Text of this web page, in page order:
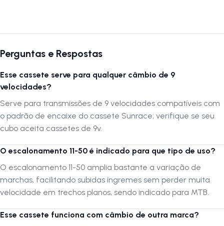
versatilidade de um sistema 1x9.
Siga-nos no instagram:@lojanapista
Assista nosso canal no Youtube:
Perguntas e Respostas
Esse cassete serve para qualquer câmbio de 9
velocidades?
Serve para transmissões de 9 velocidades compatíveis com
o padrão de encaixe do cassete Sunrace; verifique se seu
cubo aceita cassetes de 9v.
O escalonamento 11-50 é indicado para que tipo de uso?
O escalonamento 11-50 amplia bastante a variação de
marchas, facilitando subidas íngremes sem perder muita
velocidade em trechos planos, sendo indicado para MTB.
Esse cassete funciona com câmbio de outra marca?